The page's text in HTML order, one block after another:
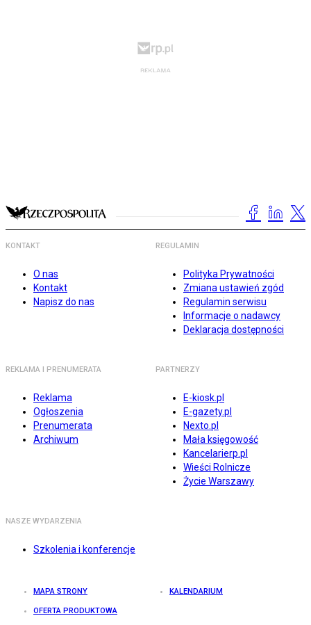
KONTAKT
O nas
Kontakt
Napisz do nas
REGULAMIN
Polityka Prywatności
Zmiana ustawień zgód
Regulamin serwisu
Informacje o nadawcy
Deklaracja dostępności
REKLAMA I PRENUMERATA
Reklama
Ogłoszenia
Prenumerata
Archiwum
PARTNERZY
E-kiosk.pl
E-gazety.pl
Nexto.pl
Mała księgowość
Kancelarierp.pl
Wieści Rolnicze
Życie Warszawy
NASZE WYDARZENIA
Szkolenia i konferencje
MAPA STRONY KALENDARIUM
OFERTA PRODUKTOWA